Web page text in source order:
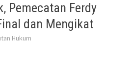
Pemecatan Ferdy
dan Mengikat
Hukum